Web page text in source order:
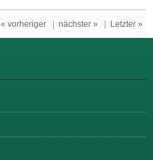
« vorheriger | nächster » | Letzter »